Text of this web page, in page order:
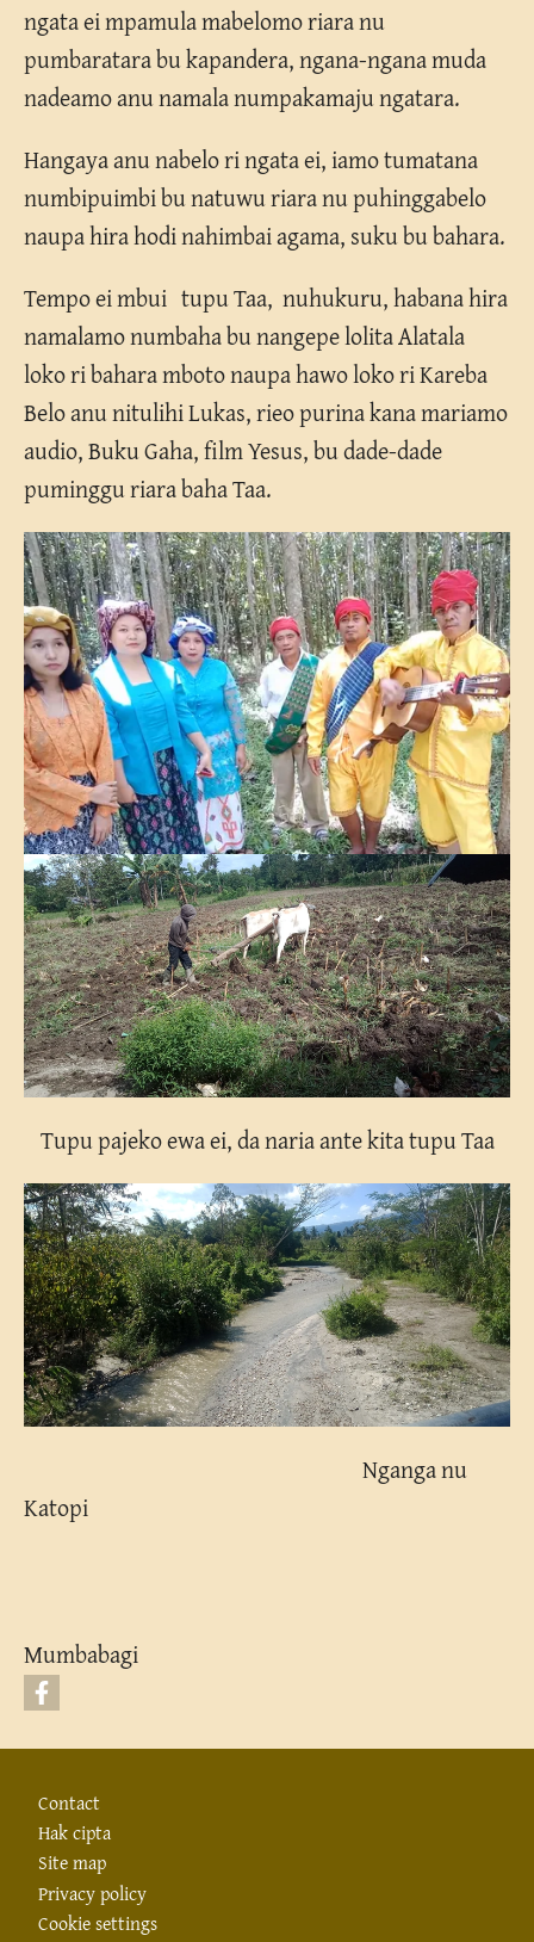
ngata ei mpamula mabelomo riara nu
pumbaratara bu kapandera, ngana-ngana muda
nadeamo anu namala numpakamaju ngatara.
Hangaya anu nabelo ri ngata ei, iamo tumatana
numbipuimbi bu natuwu riara nu puhinggabelo
naupa hira hodi nahimbai agama, suku bu bahara.
Tempo ei mbui tupu Taa, nuhukuru, habana hira
namalamo numbaha bu nangepe lolita Alatala
loko ri bahara mboto naupa hawo loko ri Kareba
Belo anu nitulihi Lukas, rieo purina kana mariamo
audio, Buku Gaha, film Yesus, bu dade-dade
puminggu riara baha Taa.
Tupu pajeko ewa ei, da naria ante kita tupu Taa
Nganga nu
Katopi
Mumbabagi
Footer
Contact
Hak cipta
Site map
Privacy policy
Cookie settings